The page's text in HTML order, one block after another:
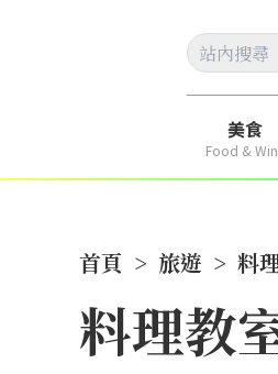
美食
Food &
首頁 > 旅遊 > 料
料理教